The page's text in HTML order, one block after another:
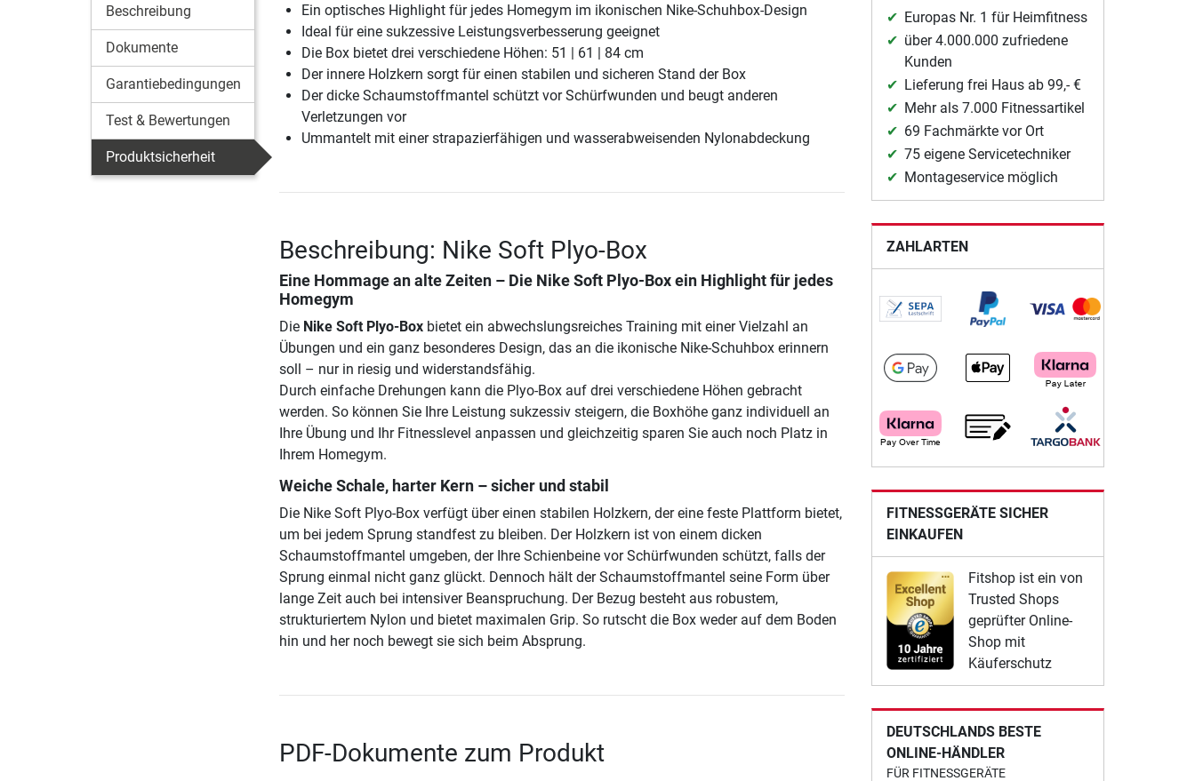
Beschreibung
Dokumente
Garantiebedingungen
Test & Bewertungen
Produktsicherheit
Ein optisches Highlight für jedes Homegym im ikonischen Nike-Schuhbox-Design
Ideal für eine sukzessive Leistungsverbesserung geeignet
Die Box bietet drei verschiedene Höhen: 51 | 61 | 84 cm
Der innere Holzkern sorgt für einen stabilen und sicheren Stand der Box
Der dicke Schaumstoffmantel schützt vor Schürfwunden und beugt anderen
Verletzungen vor
Ummantelt mit einer strapazierfähigen und wasserabweisenden Nylonabdeckung
Beschreibung: Nike Soft Plyo-Box
Eine Hommage an alte Zeiten – Die Nike Soft Plyo-Boxein Highlight für jedes
Homegym
Die Nike Soft Plyo-Boxbietet ein abwechslungsreiches Training mit einer Vielzahl an
Übungen und ein ganz besonderes Design, das an die ikonische Nike-Schuhbox erinnern
soll – nur in riesig und widerstandsfähig.
Durch einfache Drehungen kann die Plyo-Box auf drei verschiedene Höhen gebracht
werden. So können Sie Ihre Leistung sukzessiv steigern, die Boxhöhe ganz individuell an
Ihre Übung und Ihr Fitnesslevel anpassen und gleichzeitig sparen Sie auch noch Platz in
Ihrem Homegym.
Weiche Schale, harter Kern – sicher und stabil
Die Nike Soft Plyo-Box verfügt über einen stabilen Holzkern, der eine feste Plattform bietet,
um bei jedem Sprung standfest zu bleiben. Der Holzkern ist von einem dicken
Schaumstoffmantel umgeben, der Ihre Schienbeine vor Schürfwunden schützt, falls der
Sprung einmal nicht ganz glückt. Dennoch hält der Schaumstoffmantel seine Form über
lange Zeit auch bei intensiver Beanspruchung. Der Bezug besteht aus robustem,
strukturiertem Nylon und bietet maximalen Grip. So rutscht die Box weder auf dem Boden
hin und her noch bewegt sie sich beim Absprung.
PDF-Dokumente zum Produkt
Europas Nr. 1 für Heimfitness
über 4.000.000 zufriedene
Kunden
Lieferung frei Haus ab 99,- €
Mehr als 7.000 Fitnessartikel
69 Fachmärkte vor Ort
75 eigene Servicetechniker
Montageservice möglich
ZAHLARTEN
FITNESSGERÄTE SICHER
EINKAUFEN
Fitshop ist ein von
Trusted Shops
geprüfter Online-
Shop mit
Käuferschutz
DEUTSCHLANDS BESTE
ONLINE-HÄNDLER
FÜR FITNESSGERÄTE